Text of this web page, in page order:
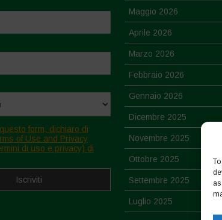
form, dichiaro di
of Use and Privacy
di uso e privacy) di
Maggio 2026
Aprile 2026
Marzo 2026
Febbraio 2026
Gennaio 2026
Dicembre 2025
Novembre 2025
Ottobre 2025
Settembre 2025
Luglio 2025